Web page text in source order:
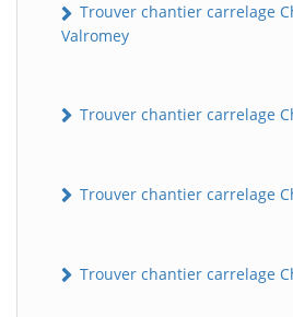
Trouver chantier carrelage
Valromey
Trouver chantier carrelage
Trouver chantier carrelage
Trouver chantier carrelage